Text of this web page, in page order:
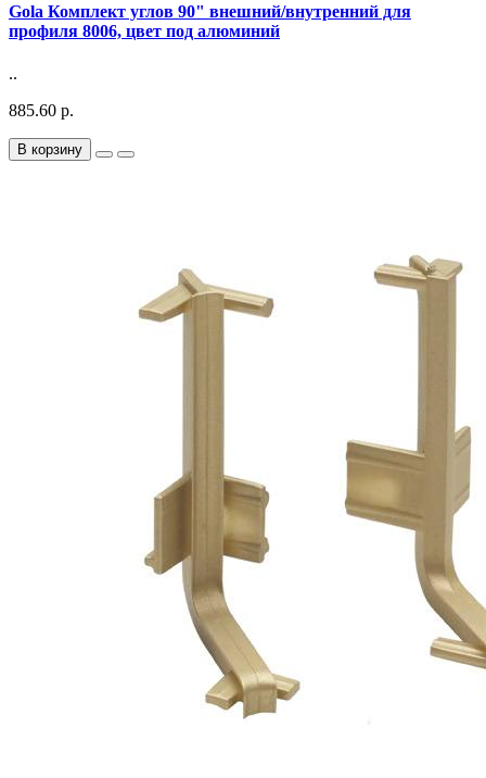
Gola Комплект углов 90" внешний/внутренний для
профиля 8006, цвет под алюминий
..
885.60 р.
В корзину